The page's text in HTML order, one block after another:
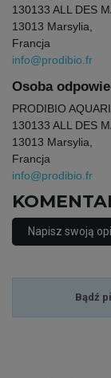
130133 ALL DES
13013 Marsylia,
Francja
info@prodibio.fr
Osoba
PRODIBIO
130133 ALL DES
13013 Marsylia,
Francja
info@prodibio.fr
Napisz swoją
Bądź